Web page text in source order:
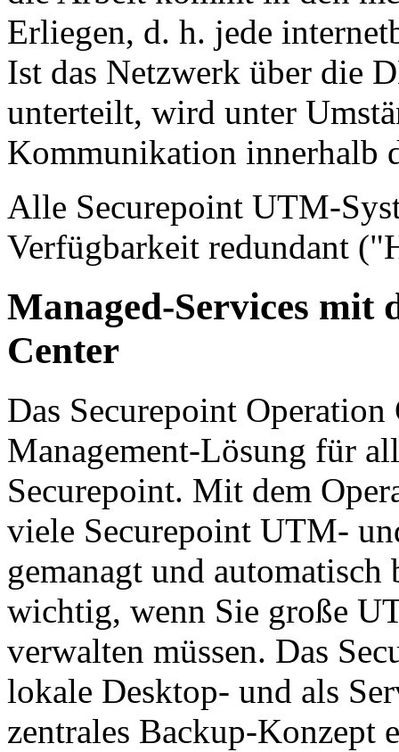
Erliegen, d. h. jede
Ist das Netzwerk über die
unterteilt, wird unter
Kommunikation innerhalb
Alle Securepoint UTM-
Verfügbarkeit redundant
Managed-Services mit
Center
Das Securepoint
Management-Lösung für
Securepoint. Mit dem
viele Securepoint UTM-
gemanagt und automatisch
wichtig, wenn Sie große
verwalten müssen. Das
lokale Desktop- und als
zentrales Backup-Konzept